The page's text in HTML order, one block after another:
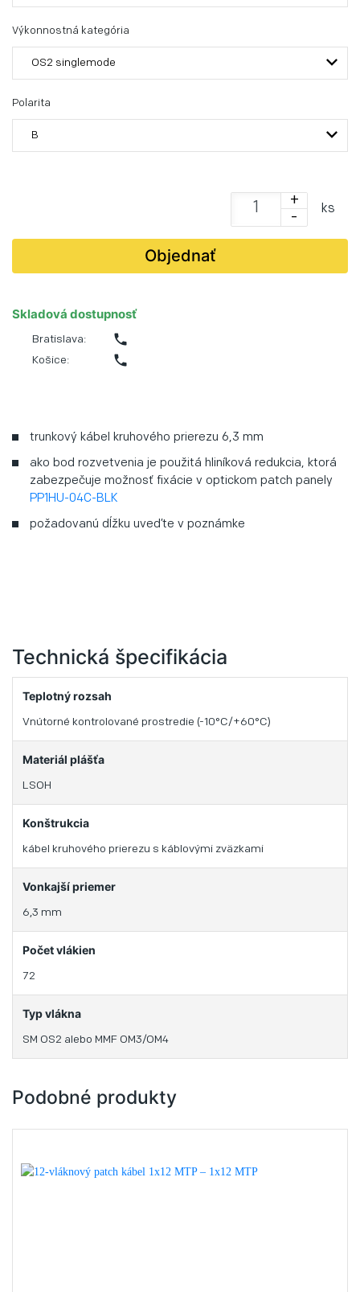
Výkonnostná kategória
OS2 singlemode
Polarita
B
+
-
ks
Objednať
Skladová dostupnosť
Bratislava: phone
Košice: phone
trunkový kábel kruhového prierezu 6,3 mm
ako bod rozvetvenia je použitá hliníková redukcia, ktorá
zabezpečuje možnosť fixácie v optickom patch panely
PP1HU-04C-BLK
požadovanú dĺžku uveďte v poznámke
Technická špecifikácia
Teplotný rozsah
Vnútorné kontrolované prostredie (-10°C/+60°C)
Materiál plášťa
LSOH
Konštrukcia
kábel kruhového prierezu s káblovými zväzkami
Vonkajší priemer
6,3 mm
Počet vlákien
72
Typ vlákna
SM OS2 alebo MMF OM3/OM4
Podobné produkty